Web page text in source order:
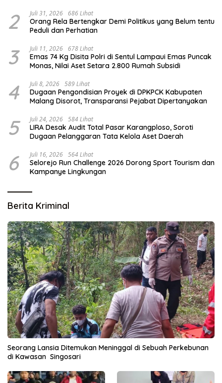
2 Juli 31, 2026 686 Lihat
Orang Rela Bertengkar Demi Politikus yang Belum tentu
Peduli dan Perhatian
3 Juli 11, 2026 678 Lihat
Emas 74 Kg Disita Polri di Sentul Lampaui Emas Puncak
Monas, Nilai Aset Setara 2.800 Rumah Subsidi
4 Juli 8, 2026 589 Lihat
Dugaan Pengondisian Proyek di DPKPCK Kabupaten
Malang Disorot, Transparansi Pejabat Dipertanyakan
5 Juli 24, 2026 584 Lihat
LIRA Desak Audit Total Pasar Karangploso, Soroti
Dugaan Pelanggaran Tata Kelola Aset Daerah
6 Juli 16, 2026 564 Lihat
Selorejo Run Challenge 2026 Dorong Sport Tourism dan
Kampanye Lingkungan
Berita Kriminal
Seorang Lansia Ditemukan Meninggal di Sebuah Perkebunan
di Kawasan Singosari